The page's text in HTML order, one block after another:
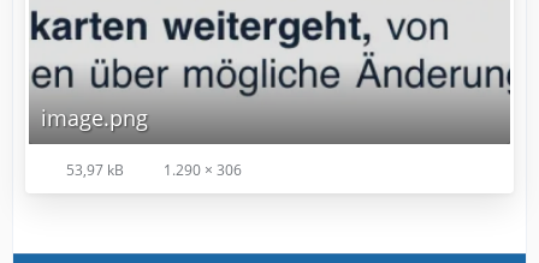
image.png
53,97 kB 1.290 × 306